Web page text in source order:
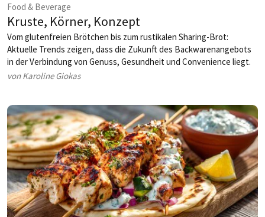
Food & Beverage
Kruste, Körner, Konzept
Vom glutenfreien Brötchen bis zum rustikalen Sharing-Brot:
Aktuelle Trends zeigen, dass die Zukunft des Backwarenangebots
in der Verbindung von Genuss, Gesundheit und Convenience liegt.
von Karoline Giokas